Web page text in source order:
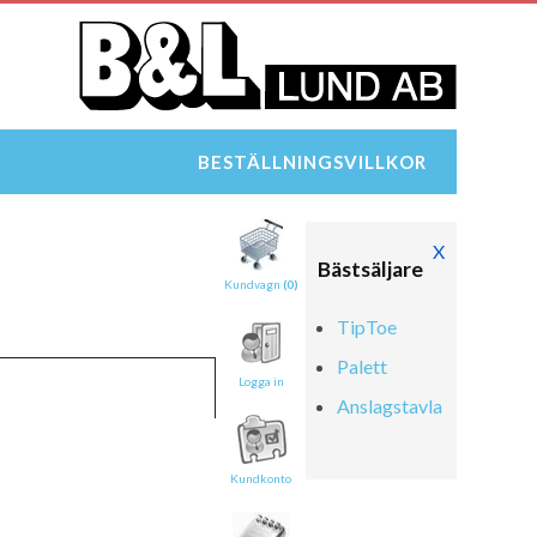
BESTÄLLNINGSVILLKOR
Kundvagn (0)
Logga in
Kundkonto
Bästsäljare
X
TipToe
Palett
Anslagstavla